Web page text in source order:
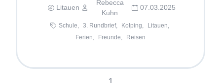
Litauen
Rebecca
Kuhn
07.03.2025
Schule, 3. Rundbrief, Kolping,
Litauen,
Ferien,
Freunde, Reisen